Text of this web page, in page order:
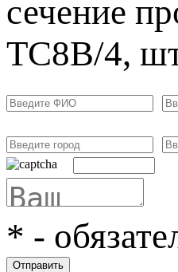
сечение
ТС8В/4,
* -
Отправить